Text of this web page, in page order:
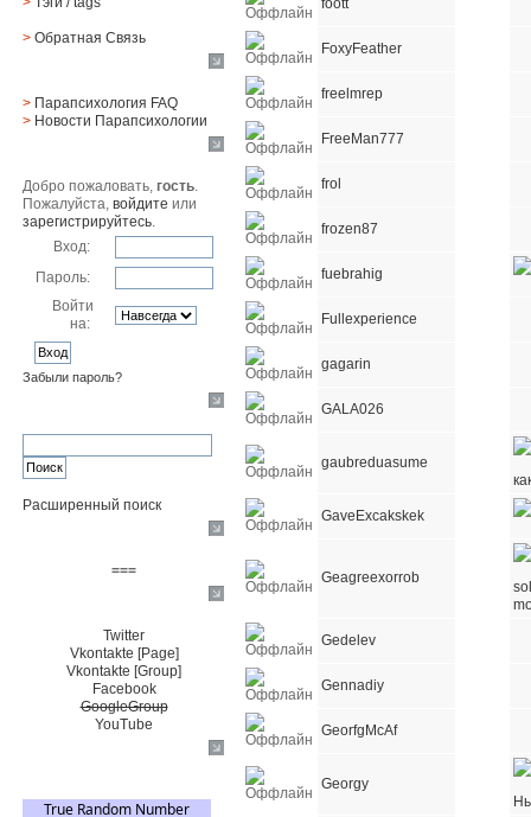
> Обратная Cвязь
> Парапсихология FAQ
> Новости Парапсихологии
Добро пожаловать,гость.
Пожалуйста,войдите или
зарегистрируйтесь.
Вход:
Пароль:
Войти
на:
Забыли пароль?
Расширенный поиск
===
Twitter
Vkontakte [Page]
Vkontakte [Group]
Facebook
GoogleGroup
YouTube
FoxyFeather
freelmrep
FreeMan777
frol
frozen87
fuebrahig
Fullexperience
gagarin
GALA026
gaubreduasume
GaveExcakskek
Geagreexorrob
Gedelev
Gennadiy
GeorfgMcAf
Georgy